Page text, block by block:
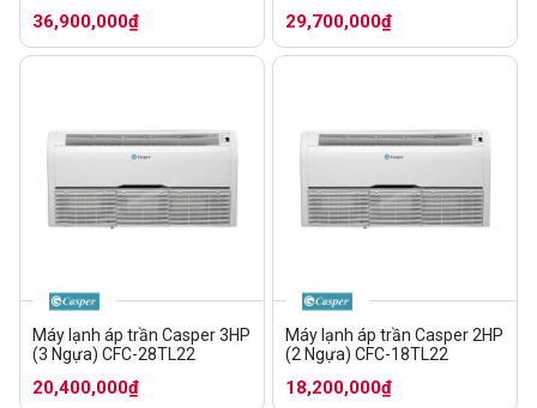
36,900,000₫ 29,700,000₫
Máy lạnh áp trần Casper 3HP
(3 Ngựa) CFC-28TL22
20,400,000₫
Máy lạnh áp trần Casper 2HP
(2 Ngựa) CFC-18TL22
18,200,000₫